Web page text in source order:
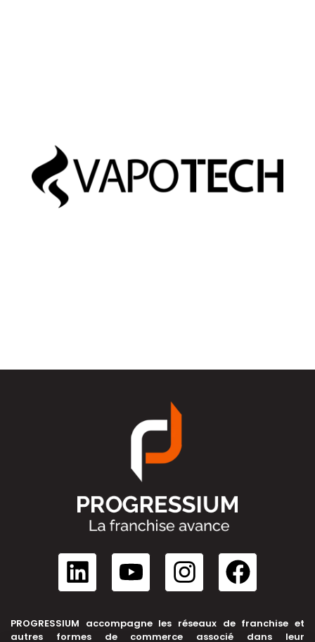
PROGRESSIUM accompagne les réseaux de franchise et
autres formes de commerce associé dans leur